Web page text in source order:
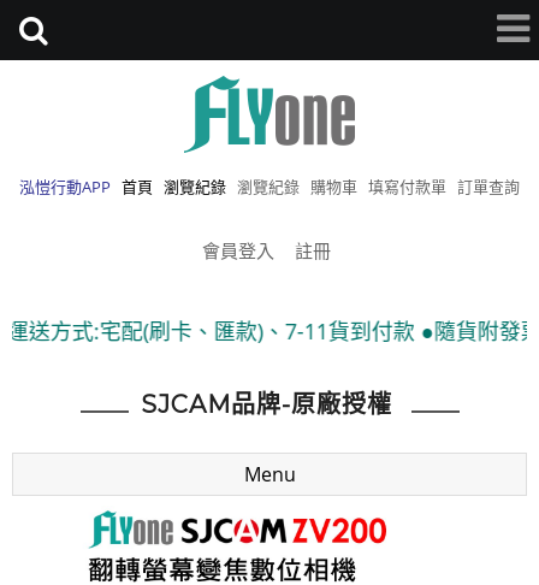
泓愷行動APP 首頁 瀏覽紀錄 瀏覽紀錄 購物車 填寫付款單 訂單查詢
會員登入 註冊
7-11貨到付款 ●隨貨附發票
SJCAM品牌-原廠授權
Menu